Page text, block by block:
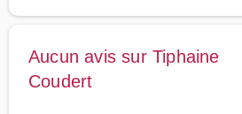
Aucun avis sur Tiphaine
Coudert